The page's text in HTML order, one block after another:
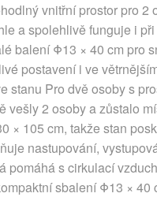
vnitřní prostor pro
a spolehlivě funguje i
balení Φ13 × 40 cm pro
postavení i ve
stanu Pro dvě osoby s
vešly 2 osoby a zůstalo
× 105 cm, takže stan
nastupování,
pomáhá s cirkulací
sbalení Φ13 ×